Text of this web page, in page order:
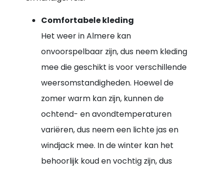
Comfortabele kleding
Het weer in Almere kan
onvoorspelbaar zijn, dus neem kleding
mee die geschikt is voor verschillende
weersomstandigheden. Hoewel de
zomer warm kan zijn, kunnen de
ochtend- en avondtemperaturen
variëren, dus neem een lichte jas en
windjack mee. In de winter kan het
behoorlijk koud en vochtig zijn, dus